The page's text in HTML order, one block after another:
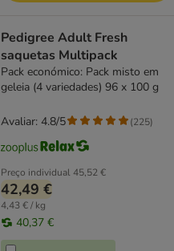
Pedigree Adult Fresh
saquetas Multipack
Pack económico: Pack misto em
geleia (4 variedades) 96 x 100 g
Preço individual45,52 €
42,49 €
4,43 € / kg
40,37 €
Avaliar: 4.8/5 (225)